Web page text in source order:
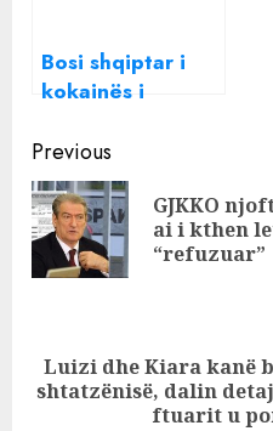
Bosi shqiptar i
kokainës i
për vrasjen e Jan
Prengës
Continue
Reading
Previous
GJKKO
ai i kthen
“refuzuar”
Next
Luizi dhe Kiara kanë
shtatzënisë, dalin
ftuarit u